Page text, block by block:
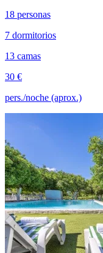
18 personas
7 dormitorios
13 camas
30 €
pers./noche (aprox.)